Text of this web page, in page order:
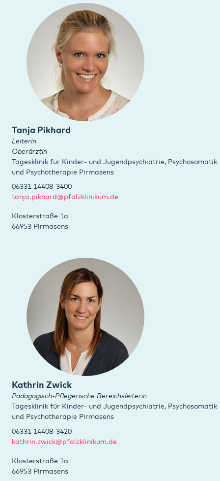
Tanja Pikhard
Leiterin
Oberärztin
Tagesklinik für Kinder- und Jugendpsychiatrie, Psychosomatik
und Psychotherapie Pirmasens
06331 14408-3400
tanja.pikhard@pfalzklinikum.de
Klosterstraße 1a
66953 Pirmasens
Kathrin Zwick
Pädagogisch-Pflegerische Bereichsleiterin
Tagesklinik für Kinder- und Jugendpsychiatrie, Psychosomatik
und Psychotherapie Pirmasens
06331 14408-3420
kathrin.zwick@pfalzklinikum.de
Klosterstraße 1a
66953 Pirmasens